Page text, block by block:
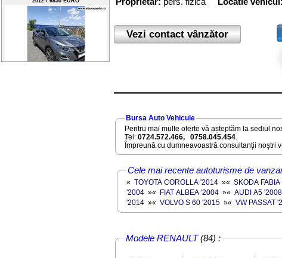
MITSUBISHI ASX
2012 / 6850 EURO
Vezi contact vânzător
Bursa Auto Vehicule
Pentru mai multe oferte vă așteptăm la sediul
Tel: 0724.572.466, 0758.045.454.
Împreună cu dumneavoastră consultanţii noştri
Cele mai recente autoturisme de
« TOYOTA COROLLA '2014 »« SKODA
'2004 »« FIAT ALBEA '2004 »« AUDI A5 '2008
'2014 »« VOLVO S 60 '2015 »« VW PASSAT
Modele RENAULT(84) :